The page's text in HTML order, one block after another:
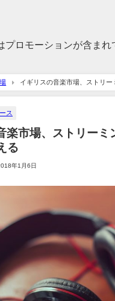
プロモーションが含まれ
イギリスの音楽市場、ストリー
ス
楽市場、ストリーミ
る
年1月6日